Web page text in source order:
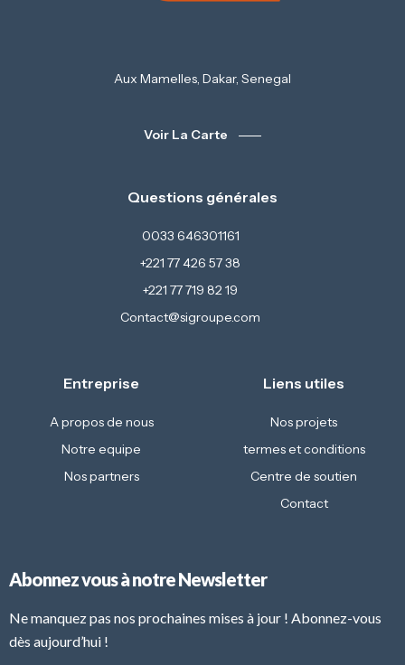
Aux Mamelles, Dakar, Senegal
Voir La Carte
Questions générales
0033 646301161
+221 77 426 57 38
+221 77 719 82 19
Contact@sigroupe.com
Entreprise
A propos de nous
Notre equipe
Nos partners
Liens utiles
Nos projets
termes et conditions
Centre de soutien
Contact
Abonnez vous à notre Newsletter
Ne manquez pas nos prochaines mises à jour ! Abonnez-vous
dès aujourd’hui !